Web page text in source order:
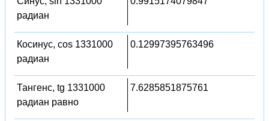
радиан
Косинус, cos 1331000
радиан
0.12997395763496
Тангенс, tg 1331000
радиан равно
7.6285851875761